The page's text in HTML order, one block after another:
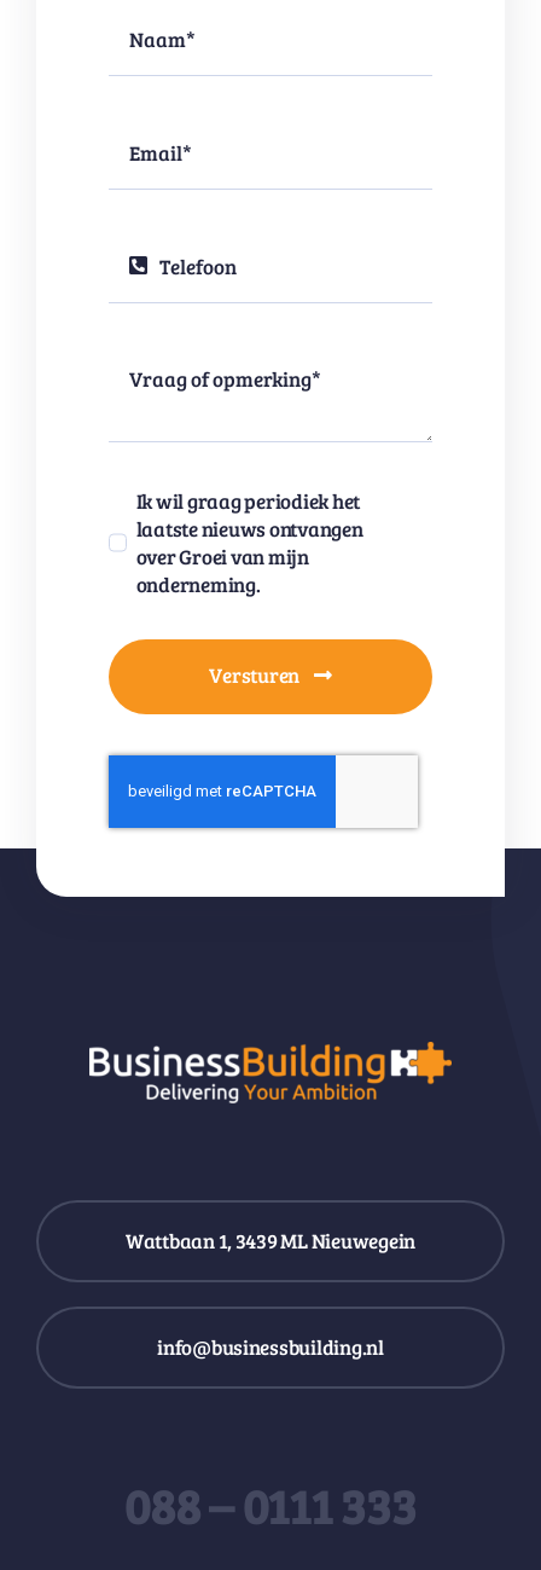
Ik wil graag periodiek het
laatste nieuws ontvangen
over Groei van mijn
onderneming.
Versturen
Wattbaan 1, 3439 ML Nieuwegein
info@businessbuilding.nl
088 – 0111 333